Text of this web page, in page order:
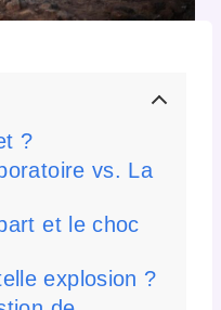
?
vs. La
et le choc
explosion ?